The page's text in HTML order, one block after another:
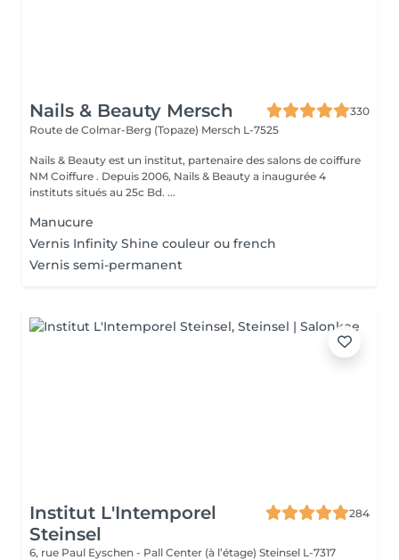
Nails & Beauty Mersch
330
Route de Colmar-Berg (Topaze) Mersch L-7525
Nails & Beauty est un institut, partenaire des salons de coiffure
NM Coiffure . Depuis 2006, Nails & Beauty a inaugurée 4
instituts situés au 25c Bd. ...
Manucure
Vernis Infinity Shine couleur ou french
Vernis semi-permanent
Institut L'Intemporel
Steinsel
284
6, rue Paul Eyschen - Pall Center (à l’étage) Steinsel L-7317